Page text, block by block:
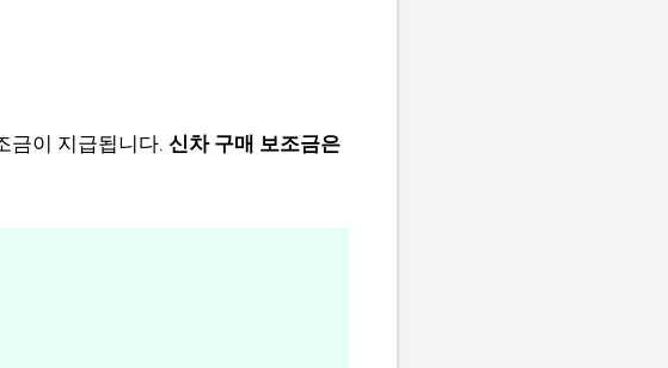
금이 지급됩니다. 신차 구매 보조금은